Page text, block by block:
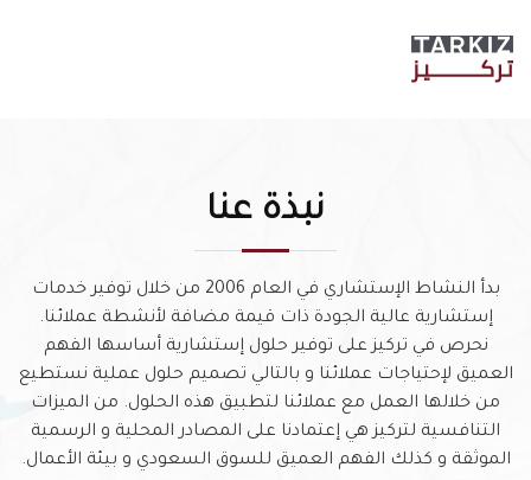
نبذة عنا
بدأ النشاط الإستشاري في العام 2006 من خلال توفير خدمات
إستشارية عالية الجودة ذات قيمة مضافة لأنشطة عملائنا.
نحرص في تركيز على توفير حلول إستشارية أساسها الفهم
العميق لإحتياجات عملائنا و بالتالي تصميم حلول عملية نستطيع
من خلالها العمل مع عملائنا لتطبيق هذه الحلول. من الميزات
التنافسية لتركيز هي إعتمادنا على المصادر المحلية و الرسمية
الموثقة و كذلك الفهم العميق للسوق السعودي و بيئة الأعمال.